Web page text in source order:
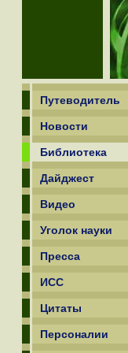
Путеводитель
Новости
Библиотека
Дайджест
Видео
Уголок науки
Пресса
ИСС
Цитаты
Персоналии